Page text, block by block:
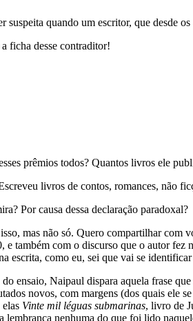
quando um escritor, que desde
ficha desse contraditor!
prêmios todos? Quantos livros ele
livros de contos, romances, não
Por causa dessa declaração paradoxal?
mas não só. Quero compartilhar com
também com o discurso que o autor fez
escrita, como eu, sei que vai se
ensaio, Naipaul dispara aquela frase
novos, com margens (dos quais ele
Vinte mil léguas submarinas, livro de
lembrança nenhuma do que foi lido